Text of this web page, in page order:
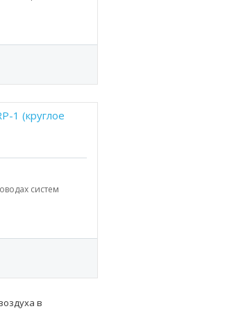
1 (круглое
систем
в